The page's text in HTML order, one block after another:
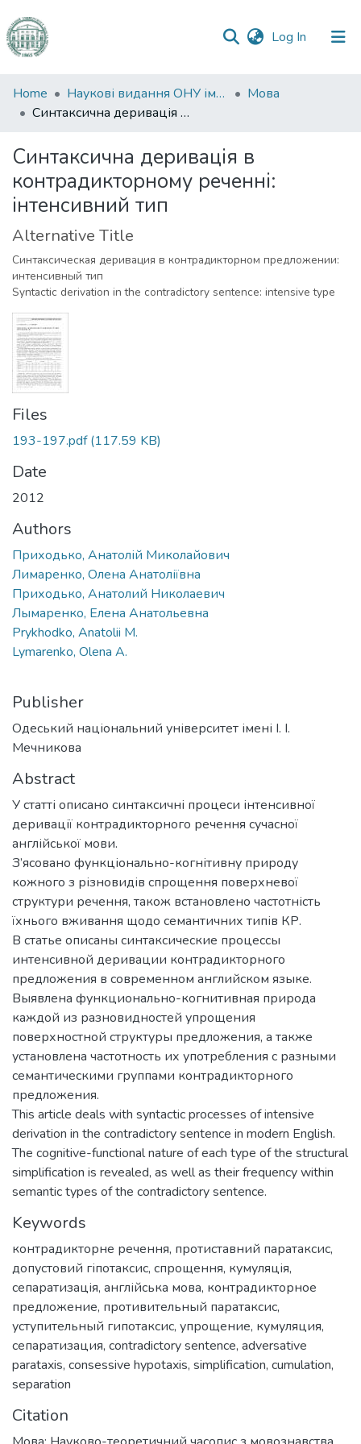
Log In (current)
Communities
&
All of DSpace
Statistics
Home Наукові видання ОНУ імені І. І. Мечникова
Мова
Синтаксична деривація в контрадикторному реченні: інтенсивний тип
Синтаксична деривація в
контрадикторному реченні:
інтенсивний тип
Alternative Title
Синтаксическая деривация в контрадикторном предложении:
интенсивный тип
Syntactic derivation in the contradictory sentence: intensive type
Files
193-197.pdf(117.59 KB)
Date
2012
Authors
Приходько, Анатолій Миколайович
Лимаренко, Олена Анатоліївна
Приходько, Анатолий Николаевич
Лымаренко, Елена Анатольевна
Prykhodko, Anatolii M.
Lymarenko, Olena A.
Publisher
Одеський національний університет імені І. І.
Мечникова
Abstract
У статті описано синтаксичні процеси інтенсивної
деривації контрадикторного речення сучасної
англійської мови.
З’ясовано функціонально-когнітивну природу
кожного з різновидів спрощення поверхневої
структури речення, також встановлено частотність
їхнього вживання щодо семантичних типів КР.
В статье описаны синтаксические процессы
интенсивной деривации контрадикторного
предложения в современном английском языке.
Выявлена функционально-когнитивная природа
каждой из разновидностей упрощения
поверхностной структуры предложения, а также
установлена частотность их употребления с разными
семантическими группами контрадикторного
предложения.
This article deals with syntactic processes of intensive
derivation in the contradictory sentence in modern English.
The cognitive-functional nature of each type of the structural
simplification is revealed, as well as their frequency within
semantic types of the contradictory sentence.
Keywords
контрадикторне речення, протиставний паратаксис,
допустовий гіпотаксис, спрощення, кумуляція,
сепаратизація, англійська мова, контрадикторное
предложение, противительный паратаксис,
уступительный гипотаксис, упрощение, кумуляция,
сепаратизация, contradictory sentence, adversative
parataxis, consessive hypotaxis, simplification, cumulation,
separation
Citation